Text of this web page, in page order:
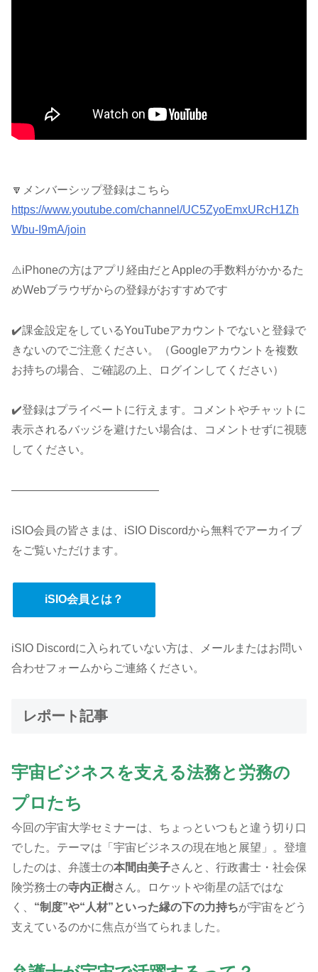
🔽メンバーシップ登録はこちら
https://www.youtube.com/channel/UC5ZyoEmxURcH1Zh
Wbu-I9mA/join
⚠️iPhoneの方はアプリ経由だとAppleの手数料がかかるた
めWebブラウザからの登録がおすすめです
✔️課金設定をしているYouTubeアカウントでないと登録で
きないのでご注意ください。（Googleアカウントを複数
お持ちの場合、ご確認の上、ログインしてください）
✔️登録はプライベートに行えます。コメントやチャットに
表示されるバッジを避けたい場合は、コメントせずに視聴
してください。
—————————————
iSIO会員の皆さまは、iSIO Discordから無料でアーカイブ
をご覧いただけます。
iSIO会員とは？
iSIO Discordに入られていない方は、メールまたはお問い
合わせフォームからご連絡ください。
レポート記事
宇宙ビジネスを支える法務と労務の
プロたち
今回の宇宙大学セミナーは、ちょっといつもと違う切り口
でした。テーマは「宇宙ビジネスの現在地と展望」。登壇
したのは、弁護士の本間由美子さんと、行政書士・社会保
険労務士の寺内正樹さん。ロケットや衛星の話ではな
く、 “制度”や“人材”といった縁の下の力持ちが宇宙をどう
支えているのかに焦点が当てられました。